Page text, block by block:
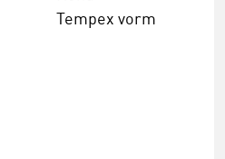
Tempex vorm